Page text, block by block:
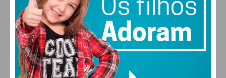
SÁB DOM SEG TER